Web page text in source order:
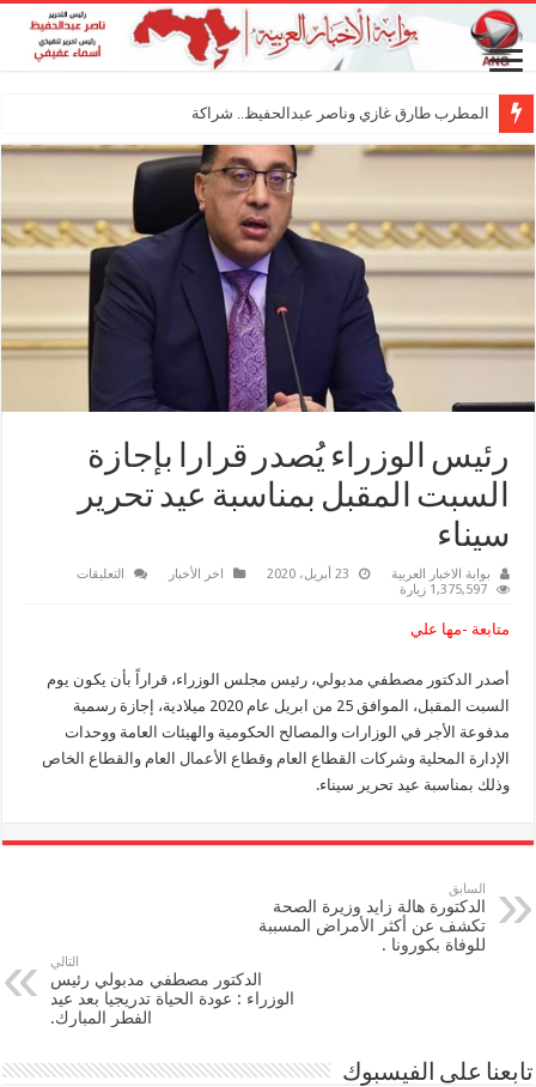
المطرب طارق غازي وناصر عبدالحفيظ.. شراكة فنية ت
رئيس الوزراء يُصدر قرارا بإجازة
السبت المقبل بمناسبة عيد تحرير
سيناء
بوابة الاخبار العربية 23 أبريل، 2020 اخر الأخبار التعليقات
المقبل
عيد
تحرير
مغلقة
1,375,597 زيارة
متابعة -مها علي
أصدر الدكتور مصطفي مدبولي، رئيس مجلس الوزراء، قراراً بأن يكون يوم
السبت المقبل، الموافق 25 من ابريل عام 2020 ميلادية، إجازة رسمية
مدفوعة الأجر في الوزارات والمصالح الحكومية والهيئات العامة ووحدات
الإدارة المحلية وشركات القطاع العام وقطاع الأعمال العام والقطاع الخاص
وذلك بمناسبة عيد تحرير سيناء.
السابق
الدكتورة هالة زايد وزيرة الصحة
تكشف عن أكثر الأمراض المسببة
للوفاة بكورونا .
التالي
الدكتور مصطفي مدبولي رئيس
الوزراء : عودة الحياة تدريجيا بعد عيد
الفطر المبارك.
تابعنا على الفيسبوك